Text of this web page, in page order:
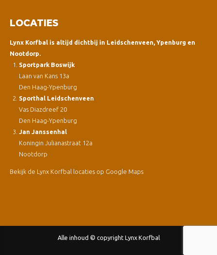
LOCATIES
Lynx Korfbal is altijd dichtbij in Leidschenveen, Ypenburg en
Nootdorp.
Sportpark Boswijk
Laan van Kans 13a
Den Haag-Ypenburg
Sporthal Leidschenveen
Vas Diazdreef 20
Den Haag-Ypenburg
Jan Janssenhal
Koningin Julianastraat 12a
Nootdorp
Bekijk de Lynx Korfbal locaties op Google Maps
Alle inhoud © copyright Lynx Korfbal